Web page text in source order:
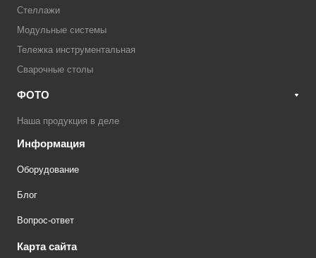
Стеллажи
Модульные системы
Тележка инструментальная
Сварочные столы
ФОТО
Наша продукция в деле
Информация
Оборудование
Блог
Вопрос-ответ
Карта сайта